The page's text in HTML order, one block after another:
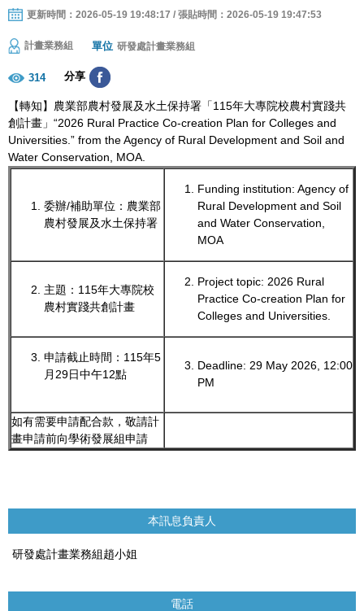
更新時間：2026-05-19 19:48:17 / 張貼時間：2026-05-19 19:47:53
計畫業務組 單位 研發處計畫業務組
314 分享
【轉知】農業部農村發展及水土保持署「115年大專院校農村實踐共
創計畫」“2026 Rural Practice Co-creation Plan for Colleges and
Universities.” from the Agency of Rural Development and Soil and
Water Conservation, MOA.
委辦/補助單位：農業部
農村發展及水土保持署
Funding institution: Agency of
Rural Development and Soil
and Water Conservation,
MOA
主題：115年大專院校
農村實踐共創計畫
Project topic: 2026 Rural
Practice Co-creation Plan for
Colleges and Universities.
申請截止時間：115年5
月29日中午12點
Deadline: 29 May 2026, 12:00
PM
如有需要申請配合款，敬請計
畫申請前向學術發展組申請
本訊息負責人
研發處計畫業務組趙小姐
電話